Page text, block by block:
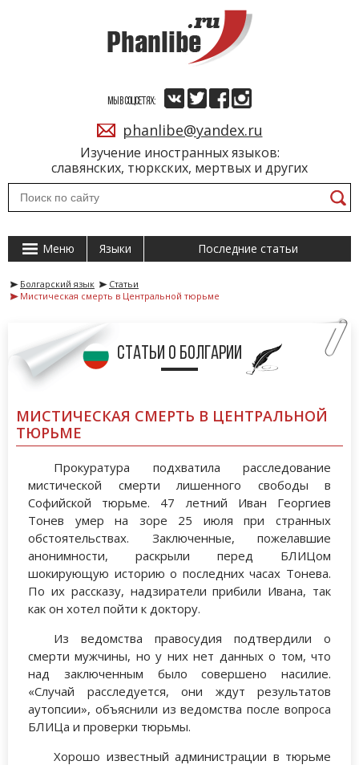
Изучение иностранных языков:
славянских, тюркских, мертвых и других
МЫ В СОЦСЕТЯХ:
phanlibe@yandex.ru
Меню Языки Последние статьи
Болгарский язык
Статьи
Мистическая смерть в Центральной тюрьме
Статьи о Болгарии
МИСТИЧЕСКАЯ СМЕРТЬ В ЦЕНТРАЛЬНОЙ
ТЮРЬМЕ
Прокуратура подхватила расследование
мистической смерти лишенного свободы в
Софийской тюрьме. 47 летний Иван Георгиев
Тонев умер на зоре 25 июля при странных
обстоятельствах. Заключенные, пожелавшие
анонимности, раскрыли перед БЛИЦом
шокирующую историю о последних часах Тонева.
По их рассказу, надзиратели прибили Ивана, так
как он хотел пойти к доктору.
Из ведомства правосудия подтвердили о
смерти мужчины, но у них нет данных о том, что
над заключенным было совершено насилие.
«Случай расследуется, они ждут результатов
аутопсии», объяснили из ведомства после вопроса
БЛИЦа и проверки тюрьмы.
Хорошо известный администрации в тюрьме